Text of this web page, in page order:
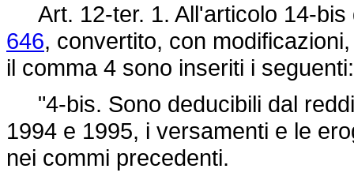
Art. 12-ter. 1. All'articolo 14-
646, convertito, con
il comma 4 sono inseriti i seguenti:
"4-bis. Sono deducibili dal
1994 e 1995, i versamenti e le
nei commi precedenti.